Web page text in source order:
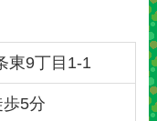
東9丁目1-1
5分